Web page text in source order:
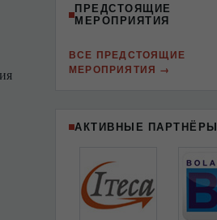
ПРЕДСТОЯЩИЕ
МЕРОПРИЯТИЯ
ВСЕ ПРЕДСТОЯЩИЕ
МЕРОПРИЯТИЯ
АКТИВНЫЕ ПАРТНЁРЫ